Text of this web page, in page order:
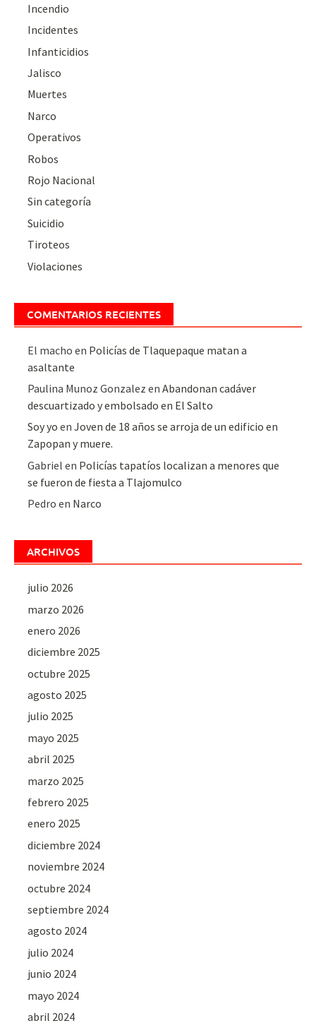
Incendio
Incidentes
Infanticidios
Jalisco
Muertes
Narco
Operativos
Robos
Rojo Nacional
Sin categoría
Suicidio
Tiroteos
Violaciones
COMENTARIOS RECIENTES
El macho en Policías de Tlaquepaque matan a
asaltante
Paulina Munoz Gonzalez enAbandonan cadáver
descuartizado y embolsado en El Salto
Soy yo enJoven de 18 años se arroja de un edificio en
Zapopan y muere.
Gabriel en Policías tapatíos localizan a menores que
se fueron de fiesta a Tlajomulco
Pedro en Narco
ARCHIVOS
julio 2026
marzo 2026
enero 2026
diciembre 2025
octubre 2025
agosto 2025
julio 2025
mayo 2025
abril 2025
marzo 2025
febrero 2025
enero 2025
diciembre 2024
noviembre 2024
octubre 2024
septiembre 2024
agosto 2024
julio 2024
junio 2024
mayo 2024
abril 2024